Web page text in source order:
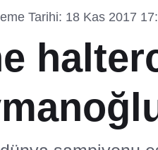
Tarihi: 18 Kas 2017